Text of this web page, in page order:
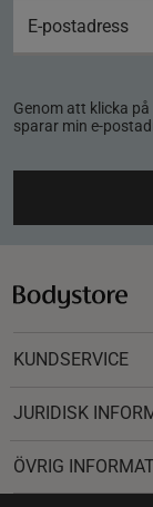
Genom att klicka
sparar min e-
KUNDSERVICE
JURIDISK
ÖVRIG